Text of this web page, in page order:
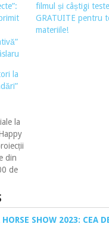
filmul și câștigi teste
GRATUITE pentru
materiile!
la
la
din
de
la
avut
HORSE SHOW 2023: CEA